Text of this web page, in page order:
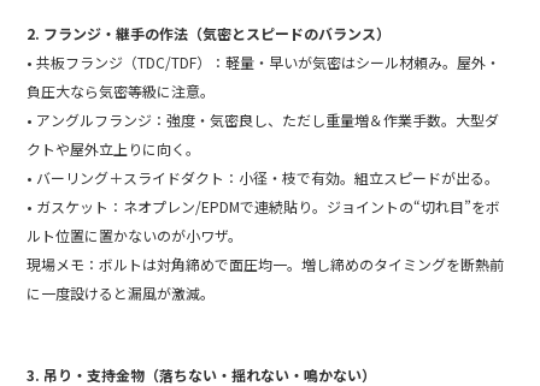
2. フランジ・継手の作法（気密とスピードのバランス）
• 共板フランジ（TDC/TDF）：軽量・早いが気密はシール材頼み。屋外・
負圧大なら気密等級に注意。
• アングルフランジ：強度・気密良し、ただし重量増＆作業手数。大型ダ
クトや屋外立上りに向く。
• バーリング＋スライドダクト：小径・枝で有効。組立スピードが出る。
• ガスケット：ネオプレン/EPDMで連続貼り。ジョイントの“切れ目”をボ
ルト位置に置かないのが小ワザ。
現場メモ：ボルトは対角締めで面圧均一。増し締めのタイミングを断熱前
に一度設けると漏風が激減。
3. 吊り・支持金物（落ちない・揺れない・鳴かない）